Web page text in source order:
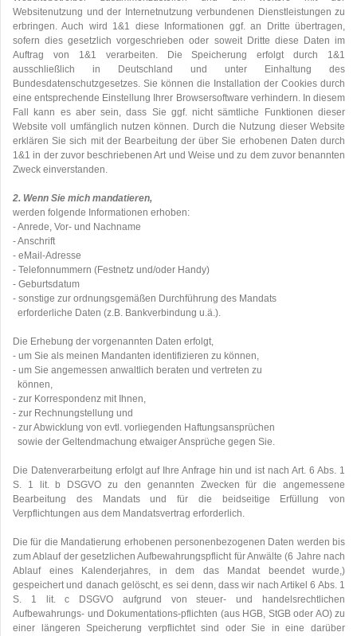
Websitenutzung und der Internetnutzung verbundenen Dienstleistungen zu
erbringen. Auch wird 1&1 diese Informationen ggf. an Dritte übertragen,
sofern dies gesetzlich vorgeschrieben oder soweit Dritte diese Daten im
Auftrag von 1&1 verarbeiten. Die Speicherung erfolgt durch 1&1
ausschließlich in Deutschland und unter Einhaltung des
Bundesdatenschutzgesetzes. Sie können die Installation der Cookies durch
eine entsprechende Einstellung Ihrer Browsersoftware verhindern. In diesem
Fall kann es aber sein, dass Sie ggf. nicht sämtliche Funktionen dieser
Website voll umfänglich nutzen können. Durch die Nutzung dieser Website
erklären Sie sich mit der Bearbeitung der über Sie erhobenen Daten durch
1&1 in der zuvor beschriebenen Art und Weise und zu dem zuvor benannten
Zweck einverstanden.
2. Wenn Sie mich mandatieren,
werden folgende Informationen erhoben:
- Anrede, Vor- und Nachname
- Anschrift
- eMail-Adresse
- Telefonnummern (Festnetz und/oder Handy)
- Geburtsdatum
- sonstige zur ordnungsgemäßen Durchführung des Mandats
erforderliche Daten (z.B. Bankverbindung u.ä.).
Die Erhebung der vorgenannten Daten erfolgt,
- um Sie als meinen Mandanten identifizieren zu können,
- um Sie angemessen anwaltlich beraten und vertreten zu
können,
- zur Korrespondenz mit Ihnen,
- zur Rechnungstellung und
- zur Abwicklung von evtl. vorliegenden Haftungsansprüchen
sowie der Geltendmachung etwaiger Ansprüche gegen Sie.
Die Datenverarbeitung erfolgt auf Ihre Anfrage hin und ist nach Art. 6 Abs. 1
S. 1 lit. b DSGVO zu den genannten Zwecken für die angemessene
Bearbeitung des Mandats und für die beidseitige Erfüllung von
Verpflichtungen aus dem Mandatsvertrag erforderlich.
Die für die Mandatierung erhobenen personenbezogenen Daten werden bis
zum Ablauf der gesetzlichen Aufbewahrungspflicht für Anwälte (6 Jahre nach
Ablauf eines Kalenderjahres, in dem das Mandat beendet wurde,)
gespeichert und danach gelöscht, es sei denn, dass wir nach Artikel 6 Abs. 1
S. 1 lit. c DSGVO aufgrund von steuer- und handelsrechtlichen
Aufbewahrungs- und Dokumentations-pflichten (aus HGB, StGB oder AO) zu
einer längeren Speicherung verpflichtet sind oder Sie in eine darüber